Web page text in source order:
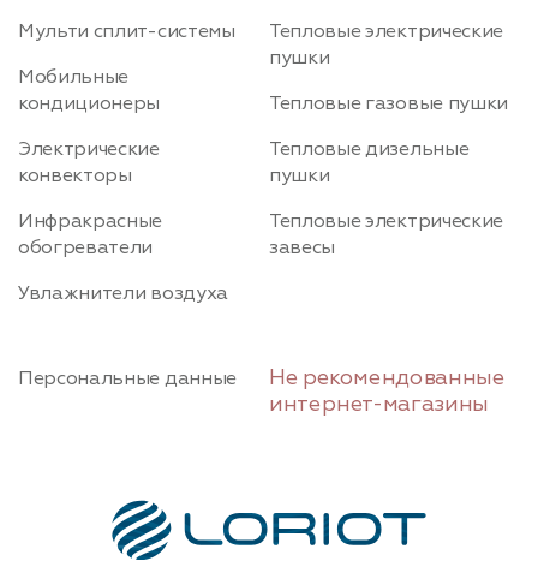
Мульти сплит-системы
Мобильные
кондиционеры
Электрические
конвекторы
Инфракрасные
обогреватели
Увлажнители воздуха
Тепловые электрические
пушки
Тепловые газовые пушки
Тепловые дизельные
пушки
Тепловые электрические
завесы
Персональные данные
Не рекомендованные
интернет-магазины